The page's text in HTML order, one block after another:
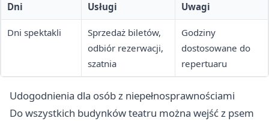
Dni Usługi Uwagi
Dni spektakli
Sprzedaż biletów,
odbiór rezerwacji,
szatnia
Godziny
dostosowane do
repertuaru
Udogodnienia dla osób z niepełnosprawnościami
Do wszystkich budynków teatru można wejść z psem